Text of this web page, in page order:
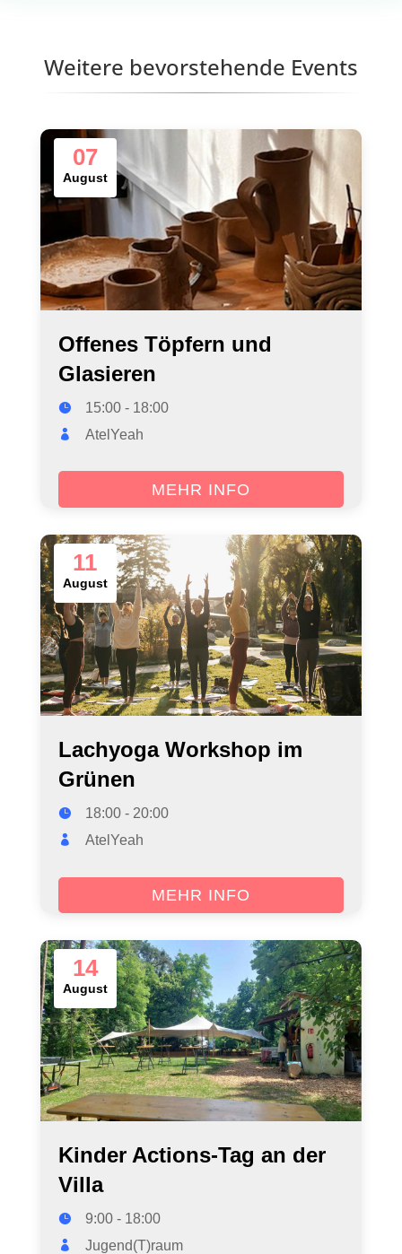
Weitere bevorstehende Events
07
August
Offenes Töpfern und
Glasieren
15:00 - 18:00
AtelYeah
MEHR INFO
11
August
Lachyoga Workshop im
Grünen
18:00 - 20:00
AtelYeah
MEHR INFO
14
August
Kinder Actions-Tag an der
Villa
9:00 - 18:00
Jugend(T)raum